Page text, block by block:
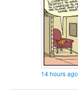
14 hours ago